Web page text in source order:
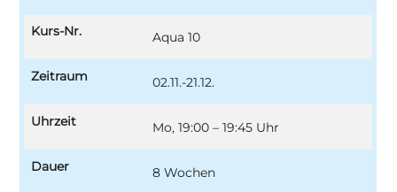
Kurs-Nr. Aqua 10
Zeitraum 02.11.-21.12.
Uhrzeit Mo, 19:00 – 19:45 Uhr
Dauer 8 Wochen